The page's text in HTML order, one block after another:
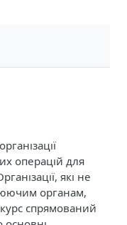
операцій для
які не
органам,
спрямований